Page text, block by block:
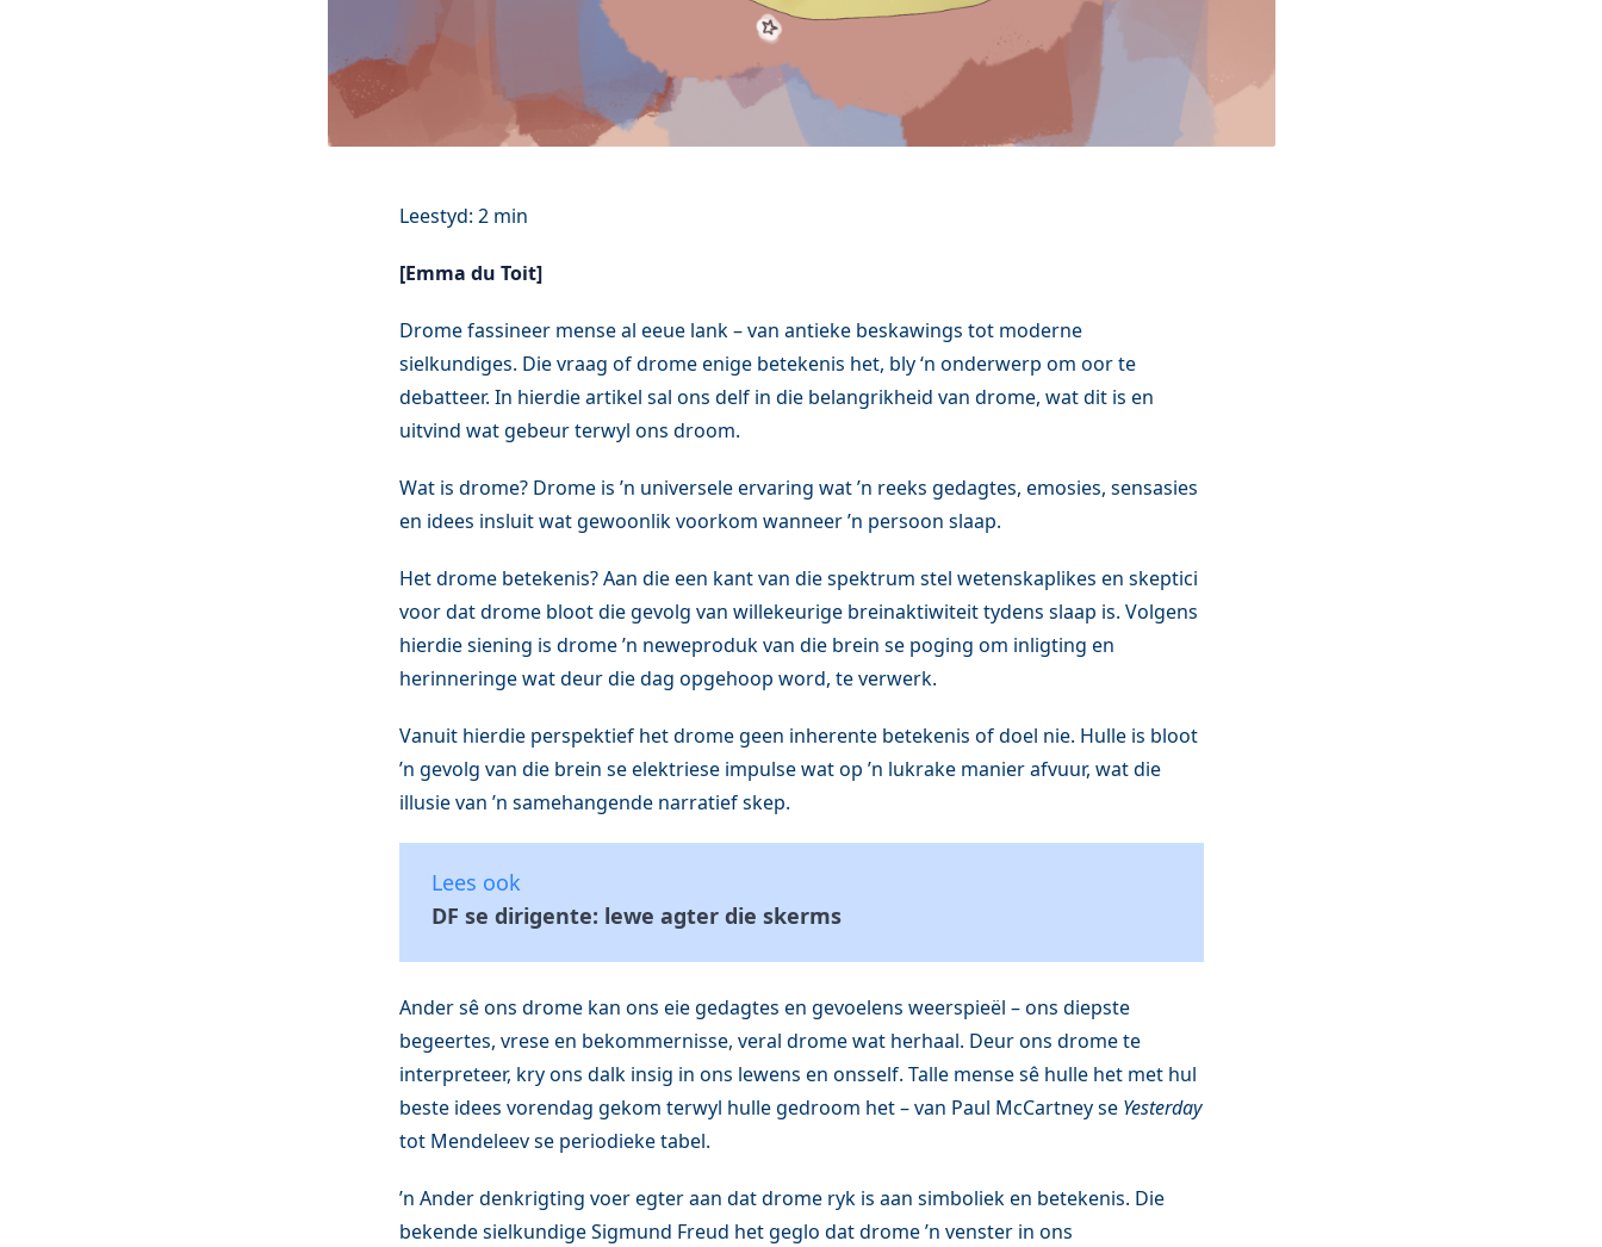
[Emma du Toit]
Drome fassineer mense al eeue lank – van antieke beskawings tot moderne
sielkundiges. Die vraag of drome enige betekenis het, bly ‘n onderwerp om oor te
debatteer. In hierdie artikel sal ons delf in die belangrikheid van drome, wat dit is en
uitvind wat gebeur terwyl ons droom.
Wat is drome? Drome is ’n universele ervaring wat ’n reeks gedagtes, emosies, sensasies
en idees insluit wat gewoonlik voorkom wanneer ’n persoon slaap.
Het drome betekenis? Aan die een kant van die spektrum stel wetenskaplikes en skeptici
voor dat drome bloot die gevolg van willekeurige breinaktiwiteit tydens slaap is. Volgens
hierdie siening is drome ’n neweproduk van die brein se poging om inligting en
herinneringe wat deur die dag opgehoop word, te verwerk.
Vanuit hierdie perspektief het drome geen inherente betekenis of doel nie. Hulle is bloot
’n gevolg van die brein se elektriese impulse wat op ’n lukrake manier afvuur, wat die
illusie van ’n samehangende narratief skep.
Lees ook
DF se dirigente: lewe agter die skerms
Ander sê ons drome kan ons eie gedagtes en gevoelens weerspieël – ons diepste
begeertes, vrese en bekommernisse, veral drome wat herhaal. Deur ons drome te
interpreteer, kry ons dalk insig in ons lewens en onsself. Talle mense sê hulle het met hul
beste idees vorendag gekom terwyl hulle gedroom het – van Paul McCartney se Yesterday
tot Mendeleev se periodieke tabel.
’n Ander denkrigting voer egter aan dat drome ryk is aan simboliek en betekenis. Die
bekende sielkundige Sigmund Freud het geglo dat drome ’n venster in ons